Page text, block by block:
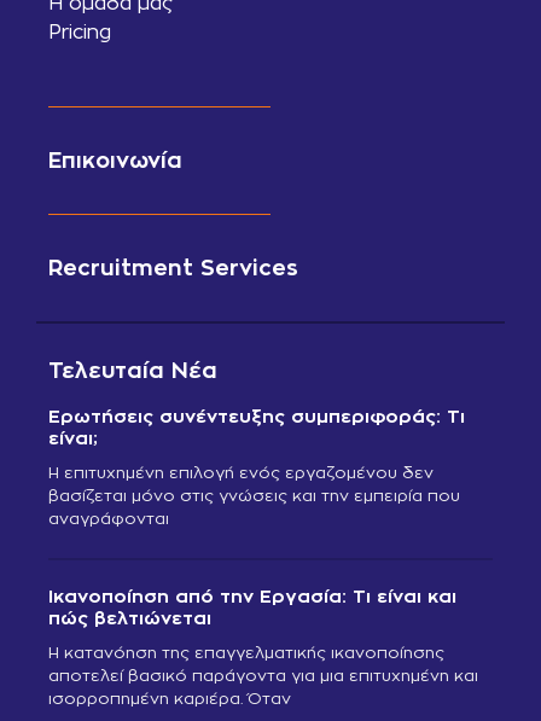
Pricing
Επικοινωνία
Recruitment Services
Τελευταία Νέα
Ερωτήσεις συνέντευξης συμπεριφοράς: Τι
είναι;
Η επιτυχημένη επιλογή ενός εργαζομένου δεν
βασίζεται μόνο στις γνώσεις και την εμπειρία που
αναγράφονται
Ικανοποίηση από την Εργασία: Τι είναι και
πώς βελτιώνεται
Η κατανόηση της επαγγελματικής ικανοποίησης
αποτελεί βασικό παράγοντα για μια επιτυχημένη και
ισορροπημένη καριέρα. Όταν